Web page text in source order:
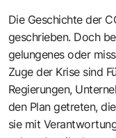
Die Geschichte der
geschrieben. Doch
gelungenes oder
Zuge der Krise sind
Regierungen,
den Plan getreten,
sie mit